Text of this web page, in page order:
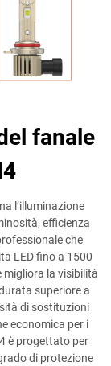
fanale
l’illuminazione
efficienza
che
LED fino a 1500
migliora la visibilità
superiore a
di sostituzioni
economica per i
è progettato per
di protezione